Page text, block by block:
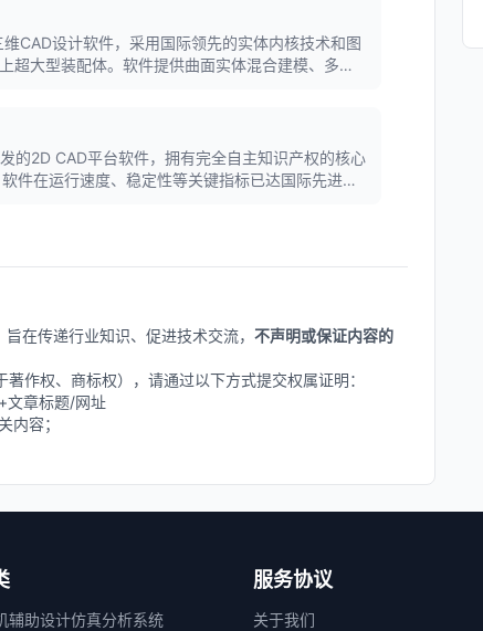
CAD设计软件，采用国际领先的实体内核技术和图
超大型装配体。软件提供曲面实体混合建模、多实
的2D CAD平台软件，拥有完全自主知识产权的核心
件在运行速度、稳定性等关键指标已达国际先进水
在传递行业知识、促进技术交流， 不声明或保证内容的
作权、商标权），请通过以下方式提交权属证明：
文章标题/网址
内容；
辅助设计仿真分析系统
服务协议
关于我们